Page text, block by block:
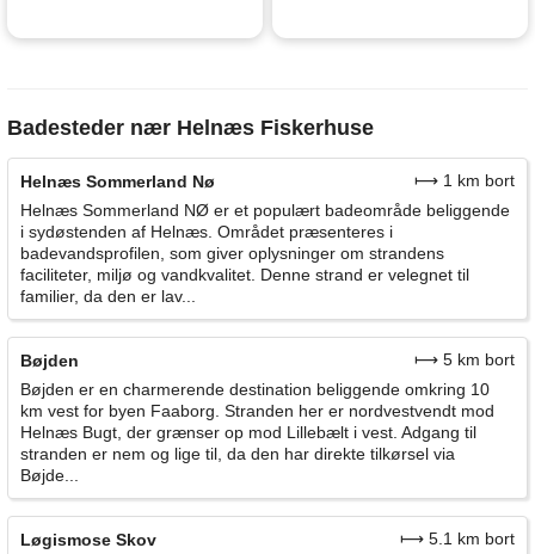
Badesteder nær Helnæs Fiskerhuse
Helnæs Sommerland Nø
⟼ 1 km bort
Helnæs Sommerland NØ er et populært badeområde beliggende
i sydøstenden af Helnæs. Området præsenteres i
badevandsprofilen, som giver oplysninger om strandens
faciliteter, miljø og vandkvalitet. Denne strand er velegnet til
familier, da den er lav...
Bøjden
⟼ 5 km bort
Bøjden er en charmerende destination beliggende omkring 10
km vest for byen Faaborg. Stranden her er nordvestvendt mod
Helnæs Bugt, der grænser op mod Lillebælt i vest. Adgang til
stranden er nem og lige til, da den har direkte tilkørsel via
Bøjde...
Løgismose Skov
⟼ 5.1 km bort